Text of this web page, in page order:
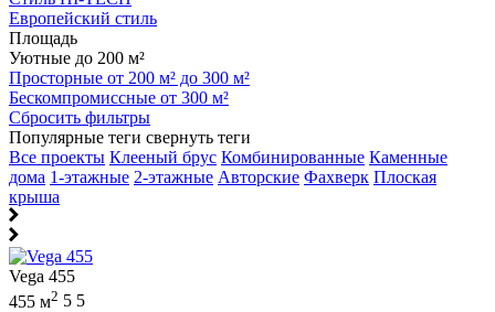
Европейский стиль
Площадь
Уютные до 200 м²
Просторные от 200 м² до 300 м²
Бескомпромиссные от 300 м²
Сбросить фильтры
Популярные теги свернуть теги
Все проекты Клееный брус Комбинированные Каменные
дома 1-этажные 2-этажные Авторские Фахверк Плоская
крыша
Vega 455
455 м2 5 5